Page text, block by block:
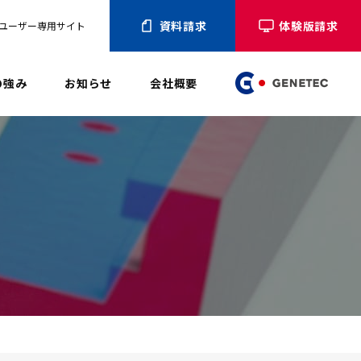
ーザー専用サイト 資料請求 体験版請求
強み お知らせ 会社概要